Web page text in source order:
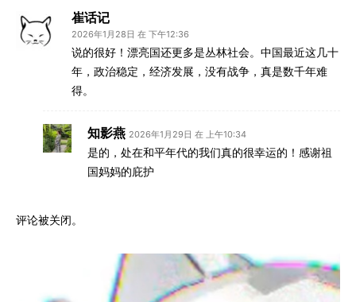
崔话记
2026年1月28日 在 下午12:36
说的很好！漂亮国还更多是丛林社会。中国最近这几十
年，政治稳定，经济发展，没有战争，真是数千年难
得。
知影燕 2026年1月29日 在 上午10:34
是的，处在和平年代的我们真的很幸运的！感谢祖
国妈妈的庇护
评论被关闭。